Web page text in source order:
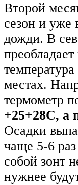
Второй
сезон и уже
дожди. В
местах.
термометр
+25+28C, а
Осадки
чаще 5-6 раз
собой зонт
нужнее